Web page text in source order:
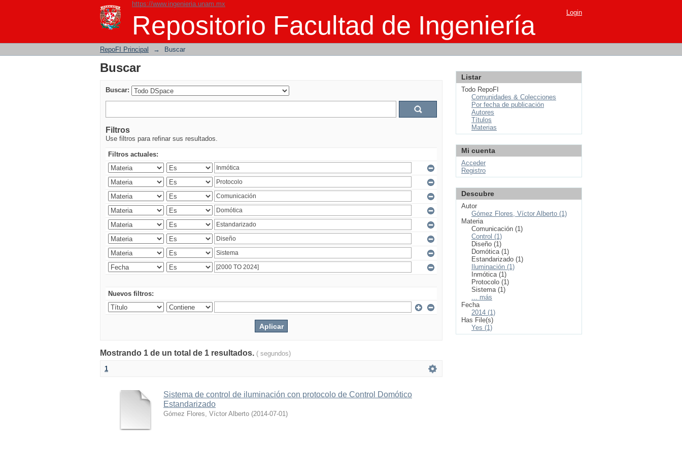
https://www.ingenieria.unam.mx
Repositorio Facultad de Ingeniería
Buscar Login
RepoFI Principal → Buscar
Buscar
Buscar:
Filtros
Use filtros para refinar sus resultados.
Filtros actuales:
Nuevos filtros:
Mostrando 1 de un total de 1 resultados. ( segundos)
1
Sistema de control de iluminación con protocolo de Control Domótico
Estandarizado
Gómez Flores, Víctor Alberto (2014-07-01)
Listar
Todo RepoFI
Comunidades & Colecciones
Por fecha de publicación
Autores
Títulos
Materias
Mi cuenta
Acceder
Registro
Descubre
Autor
Gómez Flores, Víctor Alberto (1)
Materia
Comunicación (1)
Control (1)
Diseño (1)
Domótica (1)
Estandarizado (1)
Iluminación (1)
Inmótica (1)
Protocolo (1)
Sistema (1)
... más
Fecha
2014 (1)
Has File(s)
Yes (1)